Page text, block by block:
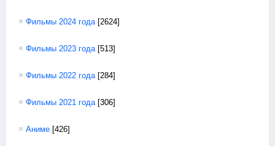
Фильмы 2024 года [2624]
Фильмы 2023 года [513]
Фильмы 2022 года [284]
Фильмы 2021 года [306]
Аниме [426]